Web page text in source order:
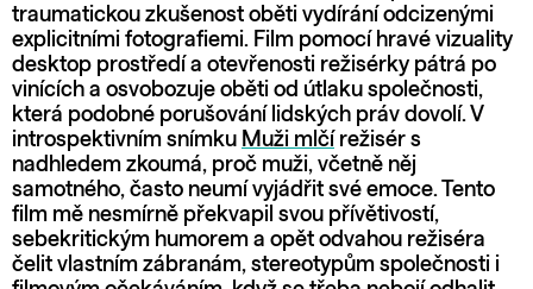
traumatickou zkušenost oběti vydírání odcizenými
explicitními fotografiemi. Film pomocí hravé vizuality
desktop prostředí a otevřenosti režisérky pátrá po
vinících a osvobozuje oběti od útlaku společnosti,
která podobné porušování lidských práv dovolí. V
introspektivním snímku Muži mlčí režisér s
nadhledem zkoumá, proč muži, včetně něj
samotného, často neumí vyjádřit své emoce. Tento
film mě nesmírně překvapil svou přívětivostí,
sebekritickým humorem a opět odvahou režiséra
čelit vlastním zábranám, stereotypům společnosti i